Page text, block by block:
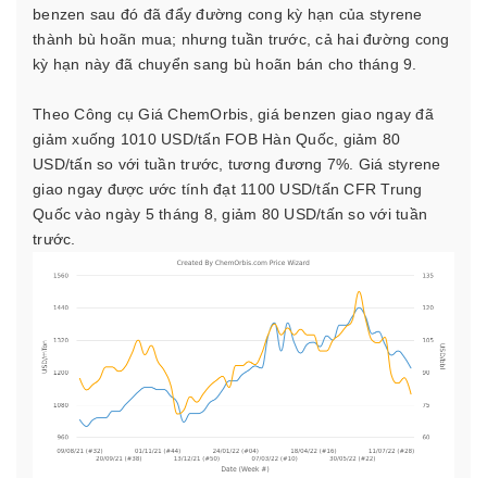
benzen sau đó đã đẩy đường cong kỳ hạn của styrene
thành bù hoãn mua; nhưng tuần trước, cả hai đường cong
kỳ hạn này đã chuyển sang bù hoãn bán cho tháng 9.
Theo Công cụ Giá ChemOrbis, giá benzen giao ngay đã
giảm xuống 1010 USD/tấn FOB Hàn Quốc, giảm 80
USD/tấn so với tuần trước, tương đương 7%. Giá styrene
giao ngay được ước tính đạt 1100 USD/tấn CFR Trung
Quốc vào ngày 5 tháng 8, giảm 80 USD/tấn so với tuần
trước.